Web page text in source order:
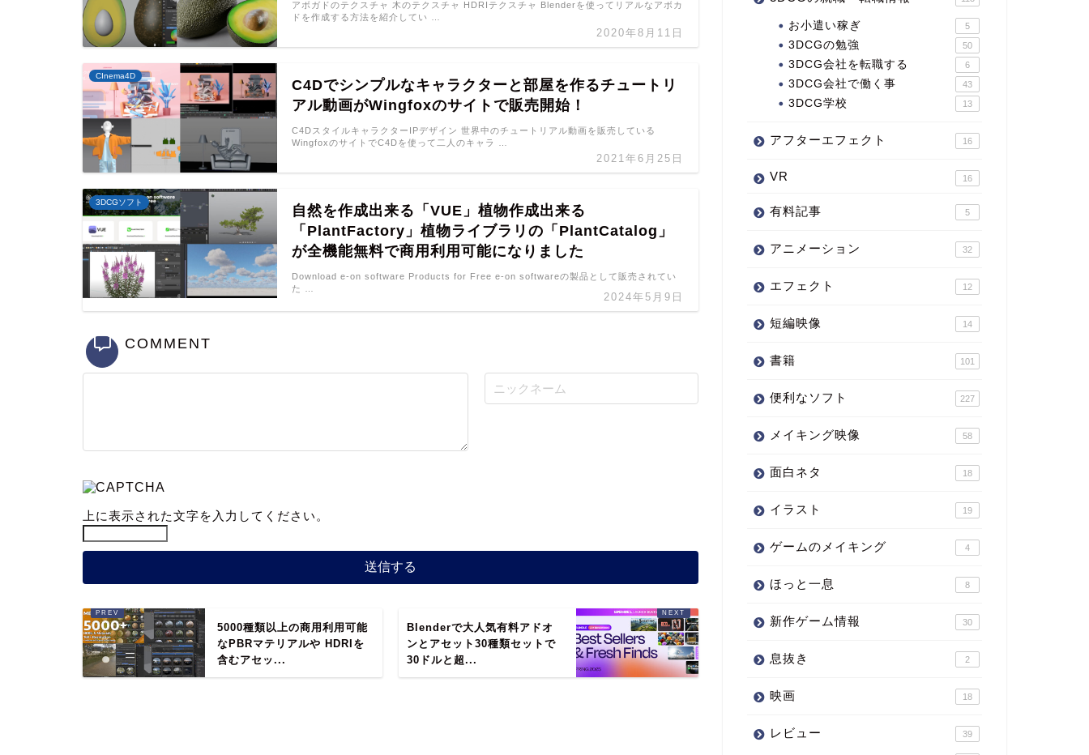
2020年8月11日
アボガドのテクスチャ 木のテクスチャ HDRIテクスチャ Blenderを使ってリアルなアボカ
ドを作成する方法を紹介してい …
CInema4D
C4Dでシンプルなキャラクターと部屋を作るチュートリ
アル動画がWingfoxのサイトで販売開始！
2021年6月25日
C4DスタイルキャラクターIPデザイン 世界中のチュートリアル動画を販売している
WingfoxのサイトでC4Dを使って二人のキャラ …
3DCGソフト
自然を作成出来る「VUE」植物作成出来る
「PlantFactory」植物ライブラリの「PlantCatalog」
が全機能無料で商用利用可能になりました
2024年5月9日
Download e-on software Products for Free e-on softwareの製品として販売されてい
た …
COMMENT
上に表示された文字を入力してください。
5000種類以上の商用利用可能
なPBRマテリアルや HDRIを
含むアセッ...
Blenderで大人気有料アドオ
ンとアセット30種類セットで
30ドルと超...
お小遣い稼ぎ 5
3DCGの勉強 50
3DCG会社を転職する 6
3DCG会社で働く事 43
3DCG学校 13
アフターエフェクト 16
VR 16
有料記事 5
アニメーション 32
エフェクト 12
短編映像 14
書籍 101
便利なソフト 227
メイキング映像 58
面白ネタ 18
イラスト 19
ゲームのメイキング 4
ほっと一息 8
新作ゲーム情報 30
息抜き 2
映画 18
レビュー 39